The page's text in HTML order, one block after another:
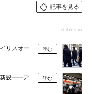
記事を見る
6 Articles
リスオー
読む
新設――ア
読む